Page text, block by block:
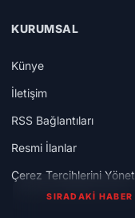
KURUMSAL
Künye
İletişim
RSS Bağlantıları
Resmi İlanlar
Çerez Tercihlerini Yönet
SIRADAKİ HABER